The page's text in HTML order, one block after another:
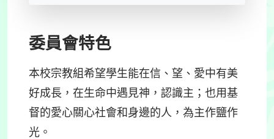
委員會特色
本校宗教組希望學生能在信、望、愛中有美
好成長，在生命中遇見神，認識主；也用基
督的愛心關心社會和身邊的人，為主作鹽作
光。